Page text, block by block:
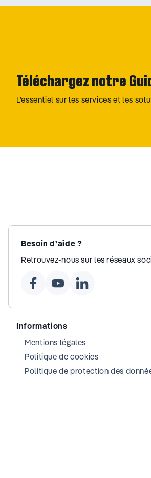
Téléchargez notre
L’essentiel sur les services et les
Besoin d’aide ?
Retrouvez-nous sur les réseaux
Informations
Mentions légales
Politique de cookies
Politique de protection des